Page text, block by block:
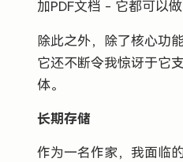
加PDF文档 - 它都可以做
除此之外，除了核心功
它还不断令我惊讶于它
体。
长期存储
作为一名作家，我面临